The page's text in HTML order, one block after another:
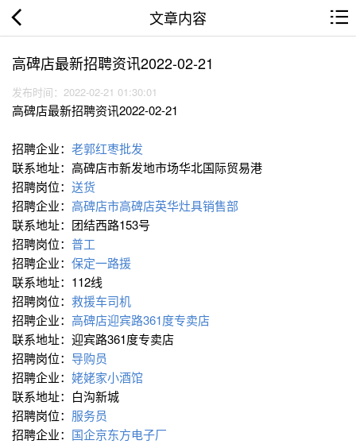
文章内容
高碑店最新招聘资讯2022-02-21
发布时间：2022-02-21 01:30:01
高碑店最新招聘资讯2022-02-21
招聘企业： 老郭红枣批发
联系地址：高碑店市新发地市场华北国际贸易港
招聘岗位： 送货
招聘企业： 高碑店市高碑店英华灶具销售部
联系地址：团结西路153号
招聘岗位： 普工
招聘企业： 保定一路援
联系地址：112线
招聘岗位： 救援车司机
招聘企业： 高碑店迎宾路361度专卖店
联系地址：迎宾路361度专卖店
招聘岗位： 导购员
招聘企业： 姥姥家小酒馆
联系地址：白沟新城
招聘岗位： 服务员
招聘企业： 国企京东方电子厂